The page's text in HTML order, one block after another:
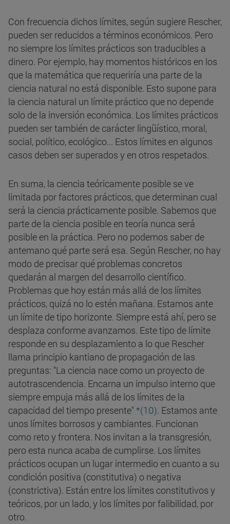
Con frecuencia dichos límites, según sugiere Rescher,
pueden ser reducidos a términos económicos. Pero
no siempre los límites prácticos son traducibles a
dinero. Por ejemplo, hay momentos históricos en los
que la matemática que requeriría una parte de la
ciencia natural no está disponible. Esto supone para
la ciencia natural un límite práctico que no depende
solo de la inversión económica. Los límites prácticos
pueden ser también de carácter lingüístico, moral,
social, político, ecológico... Estos límites en algunos
casos deben ser superados y en otros respetados.
En suma, la ciencia teóricamente posible se ve
limitada por factores prácticos, que determinan cual
será la ciencia prácticamente posible. Sabemos que
parte de la ciencia posible en teoría nunca será
posible en la práctica. Pero no podemos saber de
antemano qué parte será esa. Según Rescher, no hay
modo de precisar qué problemas concretos
quedarán al margen del desarrollo científico.
Problemas que hoy están más allá de los límites
prácticos, quizá no lo estén mañana. Estamos ante
un límite de tipo horizonte. Siempre está ahí, pero se
desplaza conforme avanzamos. Este tipo de límite
responde en su desplazamiento a lo que Rescher
llama principio kantiano de propagación de las
preguntas: "La ciencia nace como un proyecto de
autotrascendencia. Encarna un impulso interno que
siempre empuja más allá de los límites de la
capacidad del tiempo presente" *(10). Estamos ante
unos límites borrosos y cambiantes. Funcionan
como reto y frontera. Nos invitan a la transgresión,
pero esta nunca acaba de cumplirse. Los límites
prácticos ocupan un lugar intermedio en cuanto a su
condición positiva (constitutiva) o negativa
(constrictiva). Están entre los límites constitutivos y
teóricos, por un lado, y los límites por falibilidad, por
otro.